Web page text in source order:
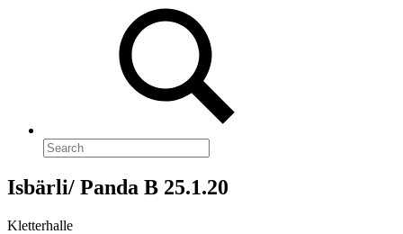
Isbärli/ Panda B 25.1.20
Kletterhalle